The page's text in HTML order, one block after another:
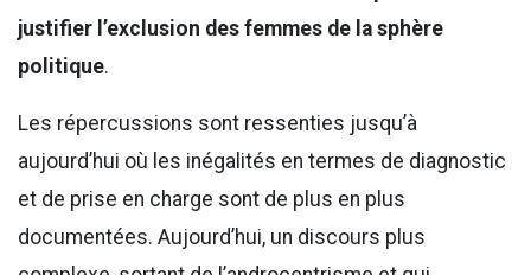
justifier l’exclusion des femmes de la sphère
politique.
Les répercussions sont ressenties jusqu’à
aujourd’hui où les inégalités en termes de diagnostic
et de prise en charge sont de plus en plus
documentées. Aujourd’hui, un discours plus